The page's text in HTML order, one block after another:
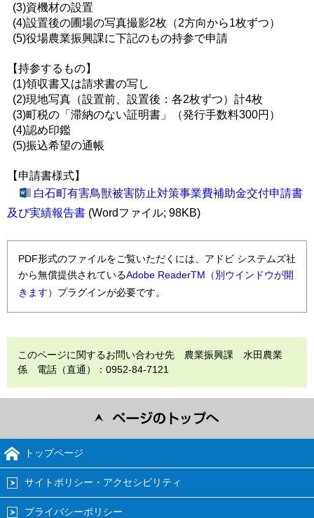
(3)資機材の設置
(4)設置後の圃場の写真撮影2枚（2方向から1枚ずつ）
(5)役場農業振興課に下記のもの持参で申請
【持参するもの】
(1)領収書又は請求書の写し
(2)現地写真（設置前、設置後：各2枚ずつ）計4枚
(3)町税の「滞納のない証明書」（発行手数料300円）
(4)認め印鑑
(5)振込希望の通帳
【申請書様式】
白石町有害鳥獣被害防止対策事業費補助金交付申請書
及び実績報告書 (Wordファイル; 98KB)
PDF形式のファイルをご覧いただくには、アドビ システムズ社
から無償提供されているAdobe ReaderTM（別ウインドウが開
きます） プラグインが必要です。
このページに関するお問い合わせ先 農業振興課 水田農業
係 電話（直通）：0952-84-7121
トップページ
サイトポリシー・アクセシビリティ
プライバシーポリシー